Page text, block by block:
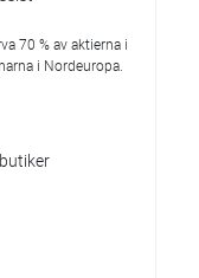
70 % av aktierna i
i Nordeuropa.